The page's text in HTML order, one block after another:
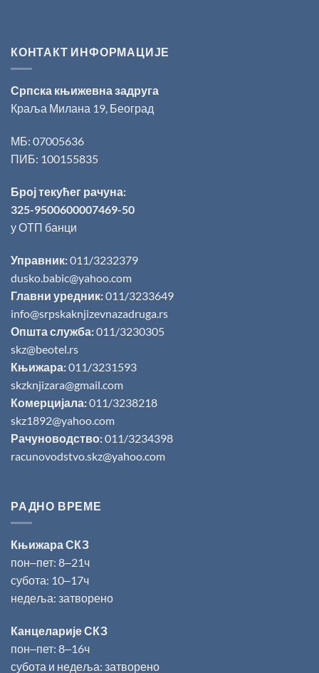
КОНТАКТ ИНФОРМАЦИЈЕ
Српска књижевна задруга
Краља Милана 19, Београд
МБ: 07005636
ПИБ: 100155835
Број текућег рачуна:
325-9500600007469-50
у ОТП банци
Управник:011/3232379
dusko.babic@yahoo.com
Главни уредник:011/3233649
info@srpskaknjizevnazadruga.rs
Општа служба:011/3230305
skz@beotel.rs
Књижара:011/3231593
skzknjizara@gmail.com
Комерцијала:011/3238218
skz1892@yahoo.com
Рачуноводство:011/3234398
racunovodstvo.skz@yahoo.com
РАДНО ВРЕМЕ
Књижара СКЗ
пон‒пет: 8‒21ч
субота: 10‒17ч
недеља: затворено
Канцеларије СКЗ
пон‒пет: 8‒16ч
субота и недеља: затворено